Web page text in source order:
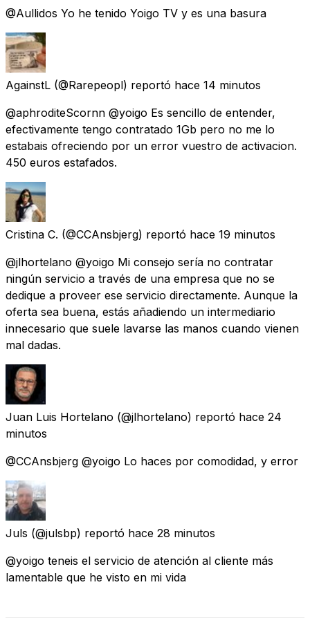
@Aullidos Yo he tenido Yoigo TV y es una basura
AgainstL (@Rarepeopl) reportó hace 14 minutos
@aphroditeScornn @yoigo Es sencillo de entender,
efectivamente tengo contratado 1Gb pero no me lo
estabais ofreciendo por un error vuestro de activacion.
450 euros estafados.
Cristina C. (@CCAnsbjerg) reportó hace 19 minutos
@jlhortelano @yoigo Mi consejo sería no contratar
ningún servicio a través de una empresa que no se
dedique a proveer ese servicio directamente. Aunque la
oferta sea buena, estás añadiendo un intermediario
innecesario que suele lavarse las manos cuando vienen
mal dadas.
Juan Luis Hortelano (@jlhortelano) reportó hace 24
minutos
@CCAnsbjerg @yoigo Lo haces por comodidad, y error
Juls (@julsbp) reportó hace 28 minutos
@yoigo teneis el servicio de atención al cliente más
lamentable que he visto en mi vida